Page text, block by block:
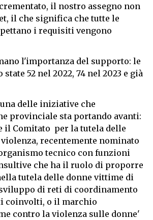
il nostro assegno non
il che significa che tutte le
i requisiti vengono
l'importanza del supporto: le
52 nel 2022, 74 nel 2023 e già
delle iniziative che
provinciale sta portando avanti:
il Comitato per la tutela delle
recentemente nominato
tecnico con funzioni
che ha il ruolo di proporre
tutela delle donne vittime di
di reti di coordinamento
coinvolti, o il marchio
contro la violenza sulle donne'